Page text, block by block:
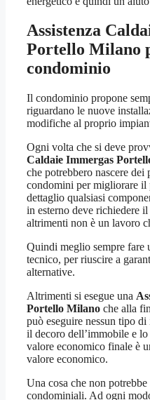
Assistenza
Portello Milano
condominio
Il condominio propone
riguardano le nuove
modifiche al proprio
Ogni volta che si deve
Caldaie Immergas
che potrebbero nascere
condomini per migliorare il
dettaglio qualsiasi
in esterno deve richiedere
altrimenti non è un lavoro
Quindi meglio sempre fare
tecnico, per riuscire a
alternative.
Altrimenti si esegue una
Portello Milano che alla
può eseguire nessun tipo
il decoro dell’immobile e lo
valore economico finale è
valore economico.
Una cosa che non
condominiali. Ad ogni